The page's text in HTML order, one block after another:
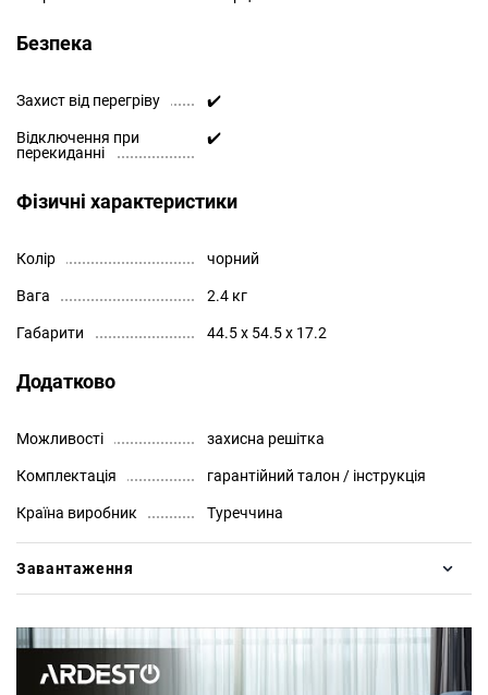
Безпека
Захист від перегріву ✔️
Відключення при
перекиданні
✔️
Фізичні характеристики
Колір чорний
Вага 2.4 кг
Габарити 44.5 x 54.5 x 17.2
Додатково
Можливості захисна решітка
Комплектація гарантійний талон / інструкція
Країна виробник Туреччина
Завантаження